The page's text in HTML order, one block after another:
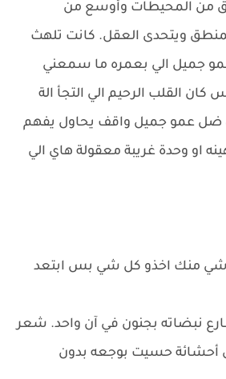
من المحيطات وأوسع من
ويتحدى العقل. كانت تلهث
جميل الي بعمره ما سمعني
القلب الرحيم الي التجأ الة
ضل عمو جميل واقف يحاول يفهم
او وحدة غريبة معقولة هاي الي
شي منك اخذو كل شي بس ابتعد
نبضاته بجنون في آن واحد. شعر
أحشائة حسيت بوجعه بدون